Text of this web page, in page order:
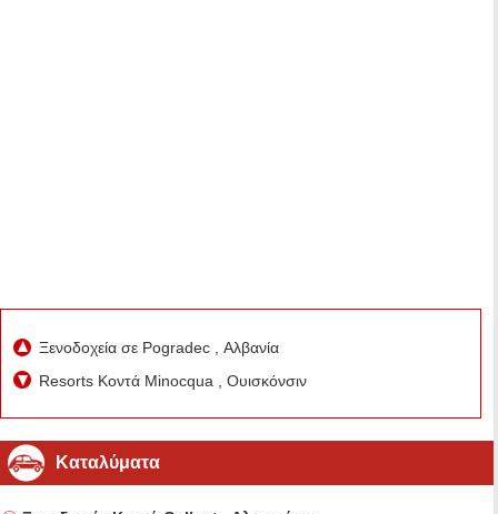
Ξενοδοχεία σε Pogradec , Αλβανία
Resorts Κοντά Minocqua , Ουισκόνσιν
Καταλύματα